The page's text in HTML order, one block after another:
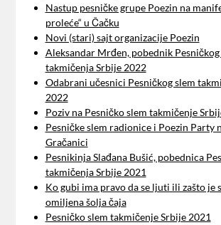
Nastup pesničke grupe Poezin na
proleće“ u Čačku
Novi (stari) sajt organizacije Poezin
Aleksandar Mrđen, pobednik Pesničkog
takmičenja Srbije 2022
Odabrani učesnici Pesničkog slem
2022
Poziv na Pesničko slem takmičenje
Pesničke slem radionice i Poezin Party
Gračanici
Pesnikinja Slađana Bušić, pobednica
takmičenja Srbije 2021
Ko gubi ima pravo da se ljuti ili zašto je
omiljena šolja čaja
Pesničko slem takmičenje Srbije 2021